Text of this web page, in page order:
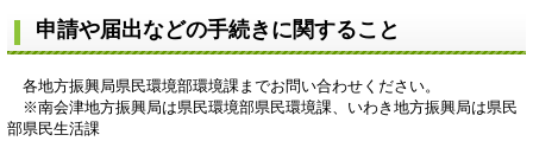
申請や届出などの手続きに関すること
各地方振興局県民環境部環境課までお問い合わせください。
※南会津地方振興局は県民環境部県民環境課、いわき地方振興局は県民
部県民生活課